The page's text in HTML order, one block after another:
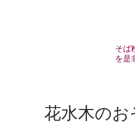
そば
を是
花水木の